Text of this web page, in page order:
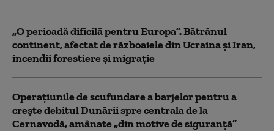
„O perioadă dificilă pentru Europa”. Bătrânul
continent, afectat de războaiele din Ucraina și Iran,
incendii forestiere și migrație
Operaţiunile de scufundare a barjelor pentru a
creşte debitul Dunării spre centrala de la
Cernavodă, amânate „din motive de siguranţă”